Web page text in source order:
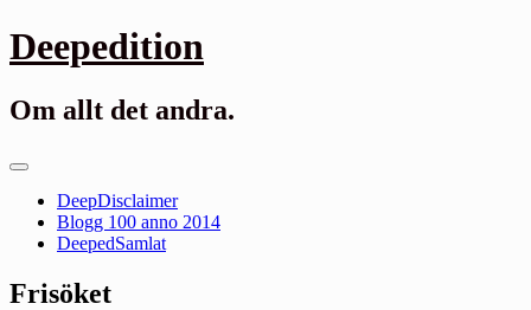
Gå
till
Deepedition
Om allt det andra.
Primär
DeepDisclaimer
Blogg 100 anno 2014
DeepedSamlat
Frisöket